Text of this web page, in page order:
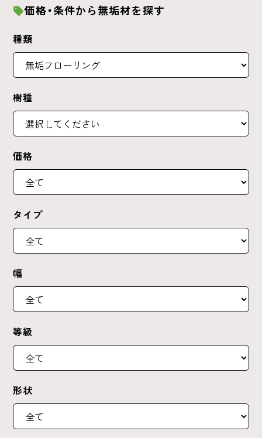
価格・条件から無垢材を探す
種類
樹種
価格
タイプ
幅
等級
形状